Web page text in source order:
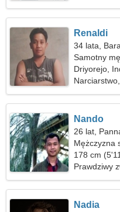
Renaldi
34 lata,
Samotny
Driyorejo,
Nando
26 lat,
Mężczyzna
178 cm
Prawdziwy
Nadia